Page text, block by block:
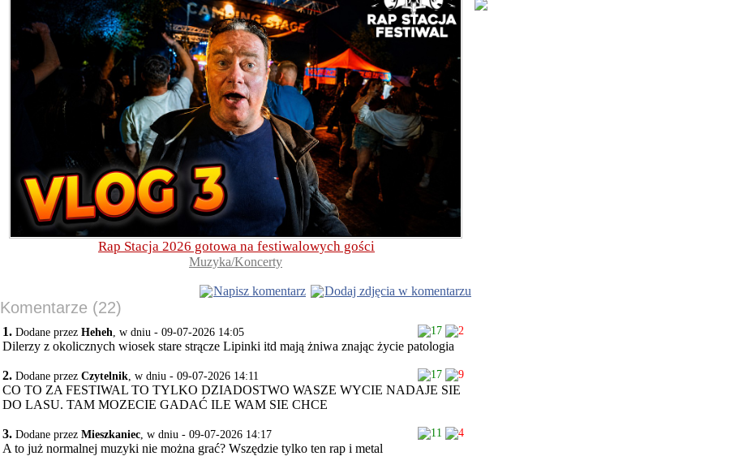
Rap Stacja 2026 gotowa na festiwalowych gości
Muzyka/Koncerty
Napisz komentarz Dodaj zdjęcia w komentarzu
Komentarze (22)
1. Dodane przez Heheh , w dniu - 09-07-2026 14:05 17 2
Dilerzy z okolicznych wiosek stare strącze Lipinki itd mają żniwa znając życie patologia
2. Dodane przez Czytelnik , w dniu - 09-07-2026 14:11 17 9
CO TO ZA FESTIWAL TO TYLKO DZIADOSTWO WASZE WYCIE NADAJE SIE
DO LASU. TAM MOZECIE GADAĆ ILE WAM SIE CHCE
3. Dodane przez Mieszkaniec , w dniu - 09-07-2026 14:17 11 4
A to już normalnej muzyki nie można grać? Wszędzie tylko ten rap i metal